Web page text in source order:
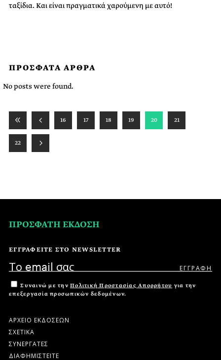
ταξίδια. Και είναι πραγματικά χαρούμενη με αυτό!
ΠΡΟΣΦΑΤΑ ΑΡΘΡΑ
No posts were found.
16 17 18 19 20 21
22
ΠΡΟΣΦΑΤΗ ΕΚΔΟΣΗ
ΕΓΓΡΑΦΕΙΤΕ ΣΤΟ NEWSLETTER
Συναινώ με την Πολιτική Προστασίας Απορρήτου για την
επεξεργασία προσωπικών δεδομένων.
ΑΡΧΕΙΟ ΕΚΔΟΣΕΩΝ
ΣΧΕΤΙΚΑ
ΣΥΝΕΡΓΑΤΕΣ
ΔΙΑΦΗΜΙΣΤΕΙΤΕ